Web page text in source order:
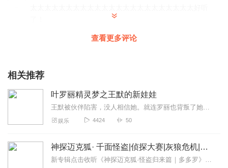
主播真厉害👍，自己编的吗？太好听了
天野夙_
非常好👍！！！！！！
一路阳光x
查看更多评论
相关推荐
叶罗丽精灵梦之王默的新娃娃
王默被伙伴陷害，没人相信她。就连罗丽也背叛了她，她获得了新的娃娃，接下来又会发生什么事情呢．．．．．．节目主题：叶罗丽适合谁听：叶粉（叶罗丽）主播介绍：更新不...
娱乐 4424 50
神探迈克狐· 千面怪盗|侦探大赛|灰狼危机|多多罗
新专辑点击收听《神探迈克狐·怪盗归来篇｜多多罗》！！！>>>点击进入主播橱窗购买《神探迈克狐》系列图书吧!<<<多多罗故事【点击前往】收听多多罗其他好玩有趣的故...